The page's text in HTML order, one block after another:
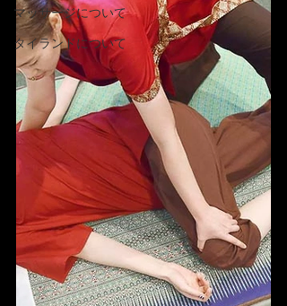
マッサージについて
タイランドについて